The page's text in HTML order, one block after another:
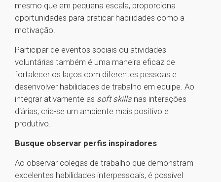
mesmo que em pequena escala, proporciona
oportunidades para praticar habilidades como a
motivação.
Participar de eventos sociais ou atividades
voluntárias também é uma maneira eficaz de
fortalecer os laços com diferentes pessoas e
desenvolver habilidades de trabalho em equipe. Ao
integrar ativamente as soft skills nas interações
diárias, cria-se um ambiente mais positivo e
produtivo.
Busque observar perfis inspiradores
Ao observar colegas de trabalho que demonstram
excelentes habilidades interpessoais, é possível